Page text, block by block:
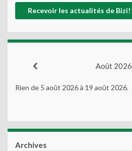
Août 2026
Rien de 5 août 2026 à 19 août 2026.
Archives